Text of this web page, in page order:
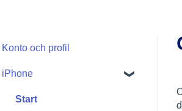
Konto och profil
iPhone
Start